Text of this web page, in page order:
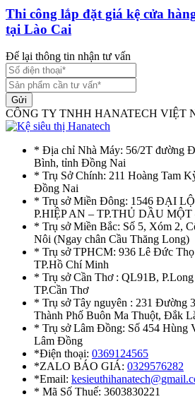
Thi công lắp đặt giá kệ cửa
tại Lào Cai
Để lại thông tin nhận tư vấn
Gửi
CÔNG TY TNHH HANATECH VIỆT
* Địa chỉ Nhà Máy: 56/2T đường
Bình, tỉnh Đồng Nai
* Trụ Sở Chính: 211 Hoàng Tam
Đồng Nai
* Trụ sở Miền Đông: 1546 ĐẠI
P.HIỆP AN – TP.THỦ DẦU
* Trụ sở Miền Bắc: Số 5, Xóm 2,
Nôi (Ngay chân Cầu Thăng Long)
* Trụ sở TPHCM: 936 Lê Đức
TP.Hồ Chí Minh
* Trụ sở Cần Thơ : QL91B,
TP.Cần Thơ
* Trụ sở Tây nguyên : 231 Đường
Thành Phố Buôn Ma Thuột, Đắk
* Trụ sở Lâm Đồng: Số 454 Hùng
Lâm Đồng
*Điện thoại: 0369124565
*ZALO BÁO GIÁ: 0329576282
*Email:
* Mã Số Thuế: 3603830221